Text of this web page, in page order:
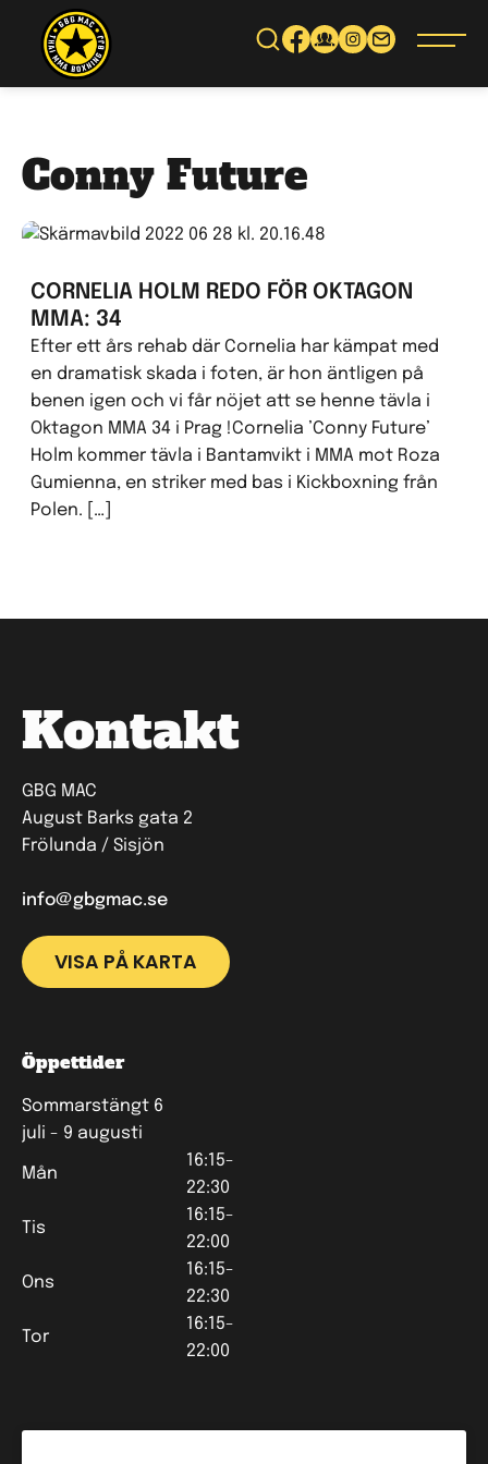
vidare
Conny Future
CORNELIA HOLM REDO FÖR OKTAGON
MMA: 34
Efter ett års rehab där Cornelia har kämpat med
en dramatisk skada i foten, är hon äntligen på
benen igen och vi får nöjet att se henne tävla i
Oktagon MMA 34 i Prag !Cornelia ’Conny Future’
Holm kommer tävla i Bantamvikt i MMA mot Roza
Gumienna, en striker med bas i Kickboxning från
Polen. […]
Kontakt
GBG MAC
August Barks gata 2
Frölunda / Sisjön
info@gbgmac.se
VISA PÅ KARTA
Öppettider
Sommarstängt 6
juli - 9 augusti
Mån
16:15-
22:30
Tis
16:15-
22:00
Ons
16:15-
22:30
Tor
16:15-
22:00